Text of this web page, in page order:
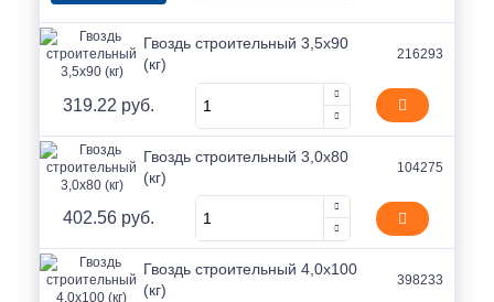
Гвоздь строительный 3,5х90
(кг)
216293
319.22 руб.
Гвоздь строительный 3,0х80
(кг)
104275
402.56 руб.
Гвоздь строительный 4,0х100
(кг)
398233